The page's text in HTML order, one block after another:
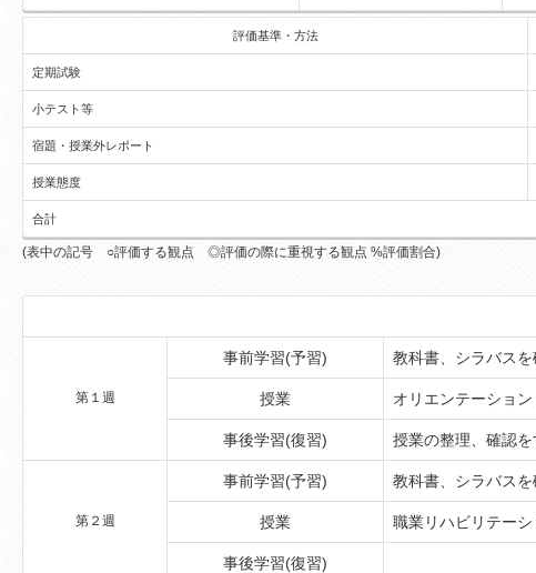
評価基準・方法
定期試験
小テスト等
宿題・授業外レポート
授業態度
合計
(表中の記号 ○評価する観点 ◎評価の際に重視する観点 %評価割合)
第１週
事前学習(予習) 教科書、シラバスを
授業 オリエンテーショ
事後学習(復習) 授業の整理、確認を
第２週
事前学習(予習) 教科書、シラバスを
授業 職業リハビリテー
事後学習(復習)